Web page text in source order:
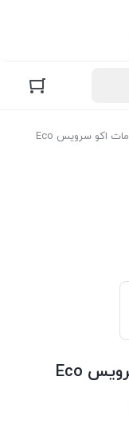
/ اسپری رنگ رال کیلر مات اکو سرویس Eco
اسپری رنگ رال کیلر مات اکو سرویس Eco